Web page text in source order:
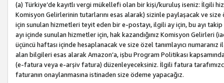
(a) Türkiye’de kayıtlı vergi mükellefi olan bir kişi/kuruluş iseniz: İlgili
Komisyon Gelirlerinin tutarlarını esas alarak) sizinle paylaşacak ve
için sunulan hizmetleri teyit eden bir e-postayı, ilgili ay için, bu ayı
ayı içinde sunulan hizmetler için, hak kazandığınız Komisyon Gelirleri
üçüncü haftası içinde hesaplanacak ve size özel tanımlayıcı
alan bilgileri esas alarak Amazon’a, işbu Program Politikası
(e-fatura veya e-arşiv fatura) düzenleyeceksiniz. İlgili fatura
faturanın onaylanmasına istinaden size ödeme yapacağız.